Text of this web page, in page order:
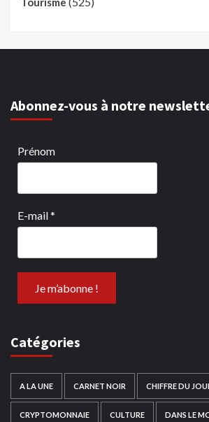
Abonnez-vous à notre
Prénom
E-mail*
Catégories
A LA UNE CARNET NOIR CHIFFRE DU
CRYPTOMONNAIE CULTURE DANS LE